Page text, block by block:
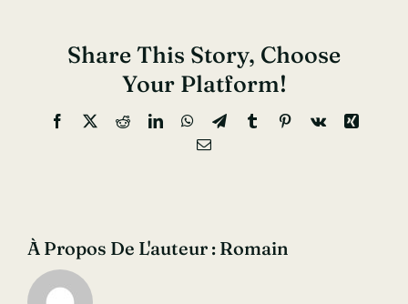
Share This Story, Choose
Your Platform!
Facebook
X RedditLinkedInWhatsApp
TelegramTumblrPinterest
Vk
Xing
Email
À Propos De L'auteur : Romain